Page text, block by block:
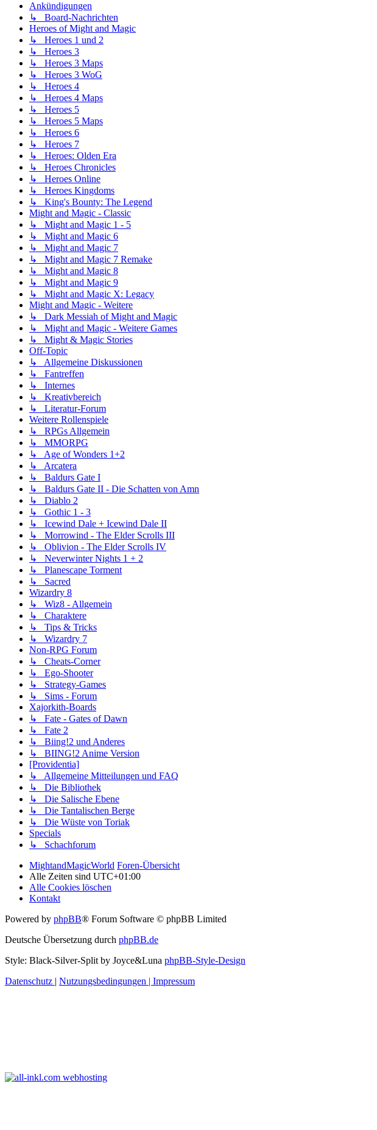
Ankündigungen
↳ Board-Nachrichten
Heroes of Might and Magic
↳ Heroes 1 und 2
↳ Heroes 3
↳ Heroes 3 Maps
↳ Heroes 3 WoG
↳ Heroes 4
↳ Heroes 4 Maps
↳ Heroes 5
↳ Heroes 5 Maps
↳ Heroes 6
↳ Heroes 7
↳ Heroes: Olden Era
↳ Heroes Chronicles
↳ Heroes Online
↳ Heroes Kingdoms
↳ King's Bounty: The Legend
Might and Magic - Classic
↳ Might and Magic 1 - 5
↳ Might and Magic 6
↳ Might and Magic 7
↳ Might and Magic 7 Remake
↳ Might and Magic 8
↳ Might and Magic 9
↳ Might and Magic X: Legacy
Might and Magic - Weitere
↳ Dark Messiah of Might and Magic
↳ Might and Magic - Weitere Games
↳ Might & Magic Stories
Off-Topic
↳ Allgemeine Diskussionen
↳ Fantreffen
↳ Internes
↳ Kreativbereich
↳ Literatur-Forum
Weitere Rollenspiele
↳ RPGs Allgemein
↳ MMORPG
↳ Age of Wonders 1+2
↳ Arcatera
↳ Baldurs Gate I
↳ Baldurs Gate II - Die Schatten von Amn
↳ Diablo 2
↳ Gothic 1 - 3
↳ Icewind Dale + Icewind Dale II
↳ Morrowind - The Elder Scrolls III
↳ Oblivion - The Elder Scrolls IV
↳ Neverwinter Nights 1 + 2
↳ Planescape Torment
↳ Sacred
Wizardry 8
↳ Wiz8 - Allgemein
↳ Charaktere
↳ Tips & Tricks
↳ Wizardry 7
Non-RPG Forum
↳ Cheats-Corner
↳ Ego-Shooter
↳ Strategy-Games
↳ Sims - Forum
Xajorkith-Boards
↳ Fate - Gates of Dawn
↳ Fate 2
↳ Biing!2 und Anderes
↳ BIING!2 Anime Version
[Providentia]
↳ Allgemeine Mitteilungen und FAQ
↳ Die Bibliothek
↳ Die Salische Ebene
↳ Die Tantalischen Berge
↳ Die Wüste von Toriak
Specials
↳ Schachforum
MightandMagicWorld Foren-Übersicht
Alle Zeiten sind UTC+01:00
Alle Cookies löschen
Kontakt
Powered by phpBB® Forum Software © phpBB Limited
Deutsche Übersetzung durch phpBB.de
Style: Black-Silver-Split by Joyce&Luna phpBB-Style-Design
Datenschutz | Nutzungsbedingungen | Impressum